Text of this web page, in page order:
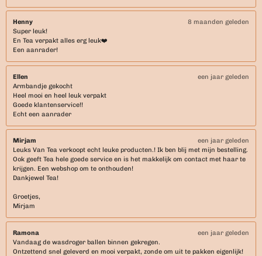
Henny
8 maanden geleden
Super leuk!
En Tea verpakt alles erg leuk❤️
Een aanrader!
Ellen
een jaar geleden
Armbandje gekocht
Heel mooi en heel leuk verpakt
Goede klantenservice!!
Echt een aanrader
Mirjam
een jaar geleden
Leuks Van Tea verkoopt echt leuke producten.! Ik ben blij met mijn bestelling.
Ook geeft Tea hele goede service en is het makkelijk om contact met haar te
krijgen. Een webshop om te onthouden!
Dankjewel Tea!
Groetjes,
Mirjam
Ramona
een jaar geleden
Vandaag de wasdroger ballen binnen gekregen.
Ontzettend snel geleverd en mooi verpakt, zonde om uit te pakken eigenlijk!